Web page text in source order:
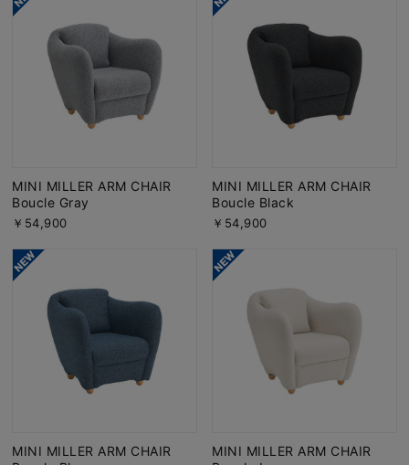
MINI MILLER ARM CHAIR
Boucle Gray
￥54,900
MINI MILLER ARM CHAIR
Boucle Black
￥54,900
MINI MILLER ARM CHAIR
MINI MILLER ARM CHAIR